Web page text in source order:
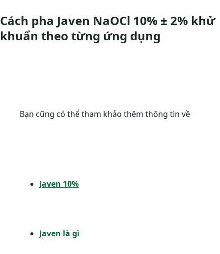
Cách pha Javen NaOCl 10% ± 2% khử
khuẩn theo từng ứng dụng
Bạn cũng có thể tham khảo thêm thông tin về
Javen 10%
Javen là gì